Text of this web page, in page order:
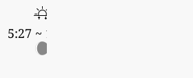
5:27 ~ 18:34